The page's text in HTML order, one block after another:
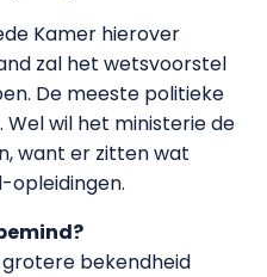
Kamer hierover
zal het wetsvoorstel
De meeste politieke
wil het ministerie de
want er zitten wat
opleidingen.
bekendheid